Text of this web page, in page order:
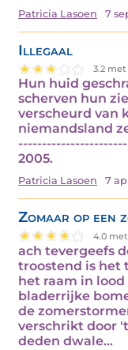
Patricia Lasoen 7
Illegaal
3.2
Hun huid
scherven hun
verscheurd van
niemandsland
2005.
Patricia Lasoen 7
Zomaar op een
4.0
ach tevergeefs
troostend is het
het raam in
bladerrijke
de
verschrikt door
deden dwale...